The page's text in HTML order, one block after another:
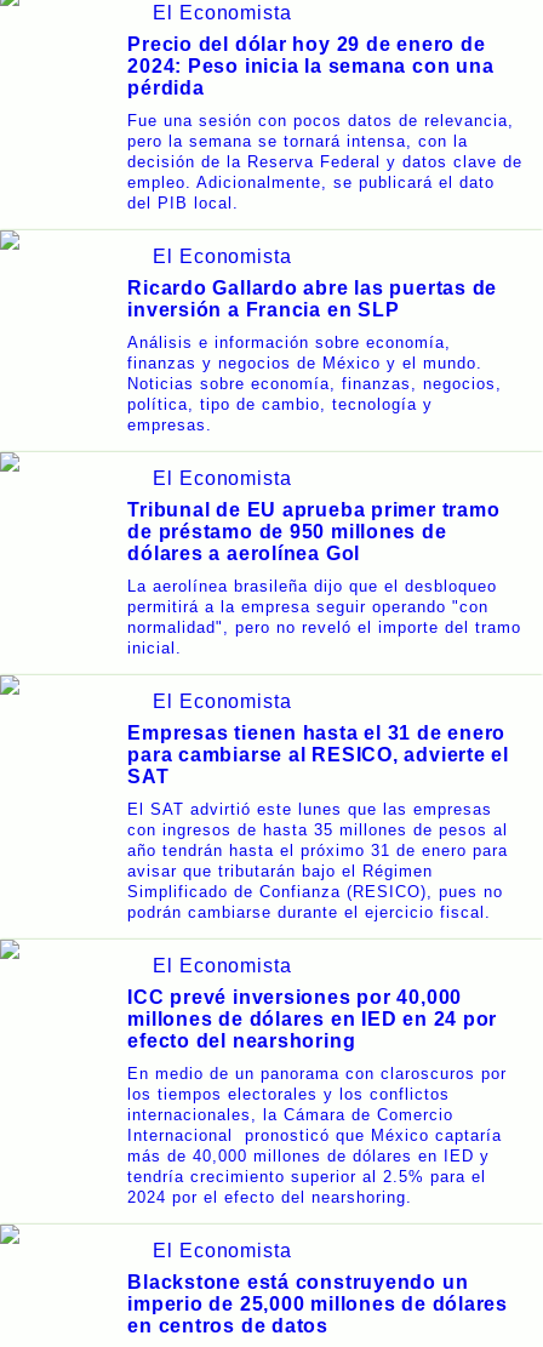
El Economista
Precio del dólar hoy 29 de enero de
2024: Peso inicia la semana con una
pérdida
Fue una sesión con pocos datos de relevancia,
pero la semana se tornará intensa, con la
decisión de la Reserva Federal y datos clave de
empleo. Adicionalmente, se publicará el dato
del PIB local.
El Economista
Ricardo Gallardo abre las puertas de
inversión a Francia en SLP
Análisis e información sobre economía,
finanzas y negocios de México y el mundo.
Noticias sobre economía, finanzas, negocios,
política, tipo de cambio, tecnología y
empresas.
El Economista
Tribunal de EU aprueba primer tramo
de préstamo de 950 millones de
dólares a aerolínea Gol
La aerolínea brasileña dijo que el desbloqueo
permitirá a la empresa seguir operando "con
normalidad", pero no reveló el importe del tramo
inicial.
El Economista
Empresas tienen hasta el 31 de enero
para cambiarse al RESICO, advierte el
SAT
El SAT advirtió este lunes que las empresas
con ingresos de hasta 35 millones de pesos al
año tendrán hasta el próximo 31 de enero para
avisar que tributarán bajo el Régimen
Simplificado de Confianza (RESICO), pues no
podrán cambiarse durante el ejercicio fiscal.
El Economista
ICC prevé inversiones por 40,000
millones de dólares en IED en 24 por
efecto del nearshoring
En medio de un panorama con claroscuros por
los tiempos electorales y los conflictos
internacionales, la Cámara de Comercio
Internacional pronosticó que México captaría
más de 40,000 millones de dólares en IED y
tendría crecimiento superior al 2.5% para el
2024 por el efecto del nearshoring.
El Economista
Blackstone está construyendo un
imperio de 25,000 millones de dólares
en centros de datos